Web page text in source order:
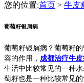
您的位置:首页 > 牛皮
葡萄籽银屑病
葡萄籽银屑病？葡萄籽
容的作用， 成都治疗牛
生活中比较常见的一种
萄籽也是一种比较常见